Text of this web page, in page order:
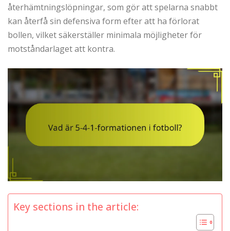
återhämtningslöpningar, som gör att spelarna snabbt
kan återfå sin defensiva form efter att ha förlorat
bollen, vilket säkerställer minimala möjligheter för
motståndarlaget att kontra.
Key sections in the article: